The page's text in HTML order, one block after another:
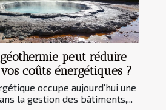
peut réduire
coûts énergétiques ?
occupe aujourd’hui une
la gestion des bâtiments,...